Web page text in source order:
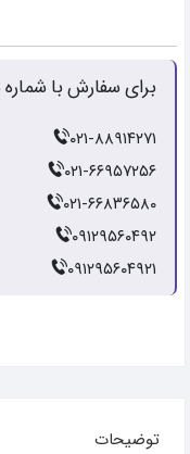
برای سفارش با
۰۲۱-۸۸۹۱۴۲۷۱
۰۲۱-۶۶۹۵۷۲۵۶
۰۲۱-۶۶۸۳۶۵۸۰
۰۹۱۲۹۵۶۰۴۹۲
۰۹۱۲۹۵۶۰۴۹۲۱
توضیحات